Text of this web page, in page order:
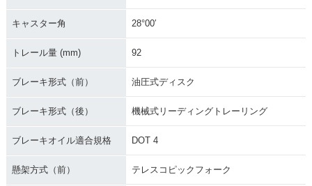
キャスター角 28°00′
トレール量 (mm) 92
ブレーキ形式（前） 油圧式ディスク
ブレーキ形式（後） 機械式リーディングトレーリング
ブレーキオイル適合規格 DOT 4
懸架方式（前） テレスコピックフォーク